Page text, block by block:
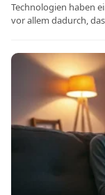
Technologien haben
vor allem dadurch,